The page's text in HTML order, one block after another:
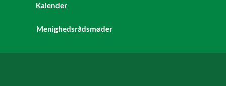
Kalender
Menighedsrådsmøder